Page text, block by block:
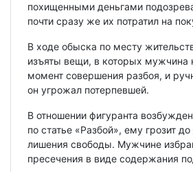
похищенными деньгами
почти сразу же их потратил на
В ходе обыска по месту
изъяты вещи, в которых мужчина
момент совершения разбоя, и
он угрожал потерпевшей.
В отношении фигуранта
по статье «Разбой», ему грозит до
лишения свободы. Мужчине
пресечения в виде содержания